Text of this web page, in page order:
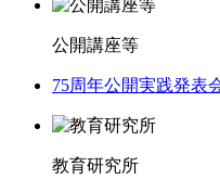
公開講座等
75周年公開実践発表
教育研究所